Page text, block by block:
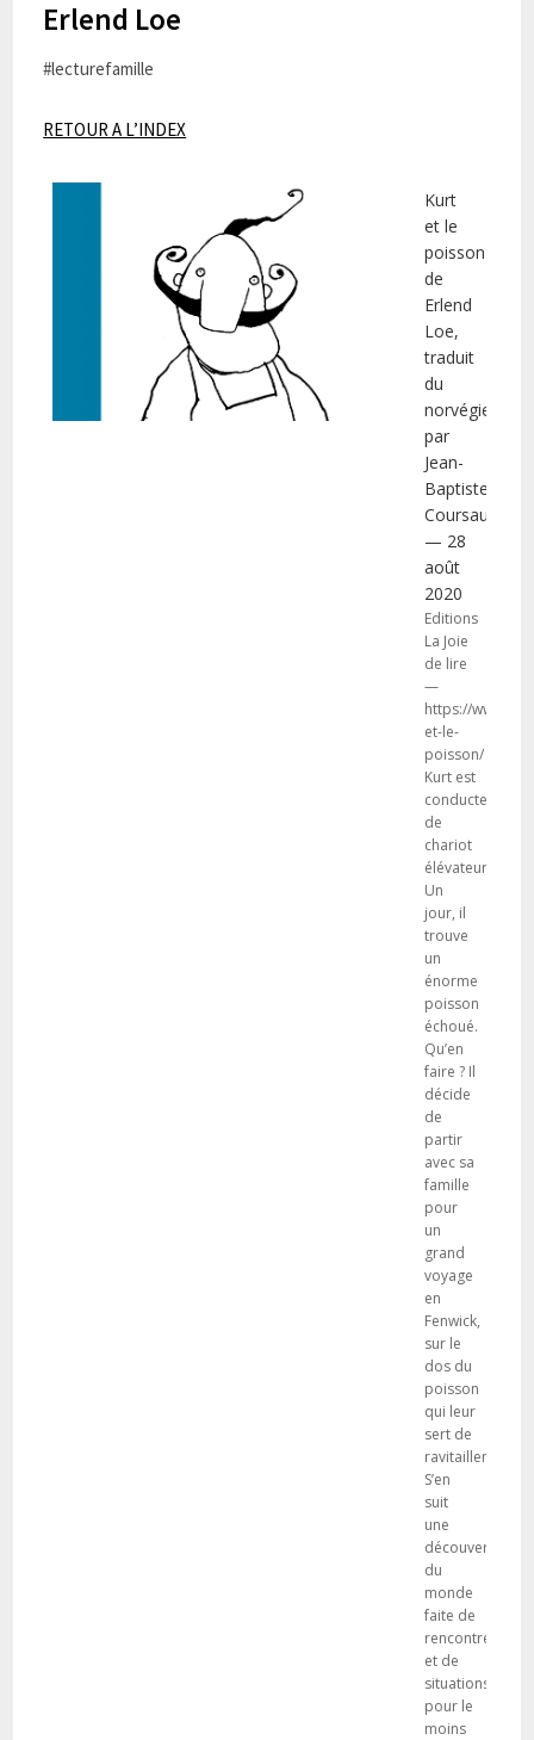
Erlend Loe
#lecturefamille
RETOUR A L’INDEX
Kurt
et le
poisson
de
Erlend
Loe,
traduit
du
norvégien
par
Jean-
Baptiste
Coursaud
— 28
août
2020
Editions
La Joie
de lire
—
https://
et-le-
poisson/
Kurt est
conducteur
de
chariot
élévateur.
Un
jour, il
trouve
un
énorme
poisson
échoué.
Qu’en
faire ? Il
décide
de
partir
avec sa
famille
pour
un
grand
voyage
en
Fenwick,
sur le
dos du
poisson
qui leur
sert de
ravitaillement.
S’en
suit
une
découverte
du
monde
faite de
rencontres
et de
situations
pour le
moins